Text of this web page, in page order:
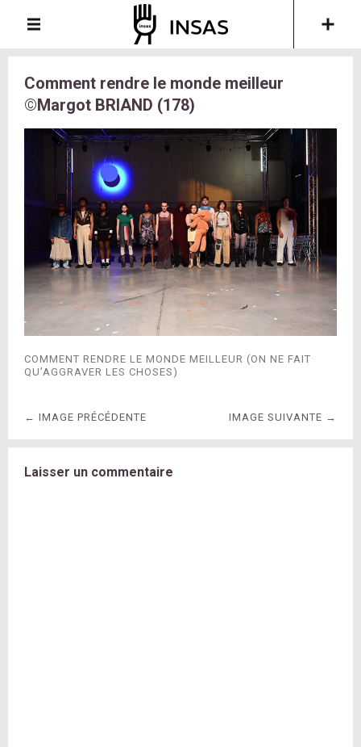
Comment rendre le monde meilleur
©Margot BRIAND (178)
COMMENT RENDRE LE MONDE MEILLEUR (ON NE FAIT
QU’AGGRAVER LES CHOSES)
← IMAGE PRÉCÉDENTE IMAGE SUIVANTE →
Laisser un commentaire